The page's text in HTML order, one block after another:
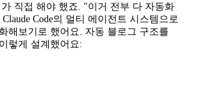
직접 해야 했죠. "이거 전부 다 자동화
Code의 멀티 에이전트 시스템으로
해보기로 했어요. 자동 블로그 구조를
렇게 설계했어요: